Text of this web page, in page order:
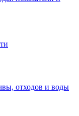
отходов и воды